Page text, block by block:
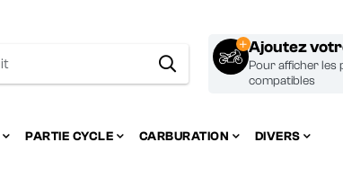
Ajoutez
Pour afficher les
compatibles
PARTIE CYCLE CARBURATION DIVERS